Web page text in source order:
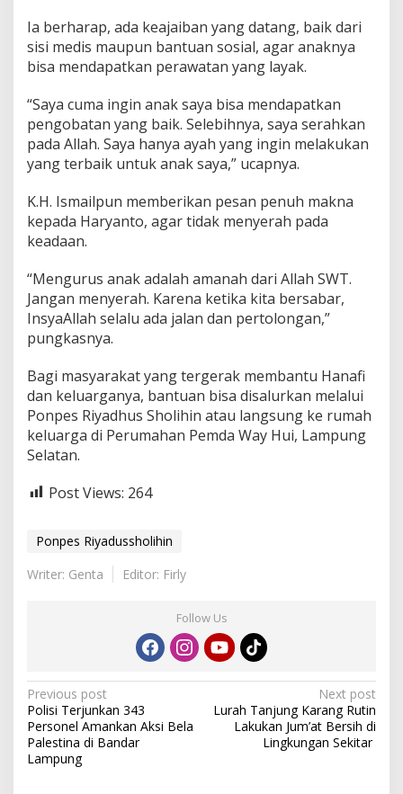
Ia berharap, ada keajaiban yang datang, baik dari
sisi medis maupun bantuan sosial, agar anaknya
bisa mendapatkan perawatan yang layak.
“Saya cuma ingin anak saya bisa mendapatkan
pengobatan yang baik. Selebihnya, saya serahkan
pada Allah. Saya hanya ayah yang ingin melakukan
yang terbaik untuk anak saya,” ucapnya.
K.H. Ismailpun memberikan pesan penuh makna
kepada Haryanto, agar tidak menyerah pada
keadaan.
“Mengurus anak adalah amanah dari Allah SWT.
Jangan menyerah. Karena ketika kita bersabar,
InsyaAllah selalu ada jalan dan pertolongan,”
pungkasnya.
Bagi masyarakat yang tergerak membantu Hanafi
dan keluarganya, bantuan bisa disalurkan melalui
Ponpes Riyadhus Sholihin atau langsung ke rumah
keluarga di Perumahan Pemda Way Hui, Lampung
Selatan.
Post Views: 264
Ponpes Riyadussholihin
Writer: Genta
Editor: Firly
Follow Us
P
o
s
Previous post
Polisi Terjunkan 343
Personel Amankan Aksi Bela
Palestina di Bandar
Lampung
Next post
Lurah Tanjung Karang Rutin
Lakukan Jum’at Bersih di
Lingkungan Sekitar